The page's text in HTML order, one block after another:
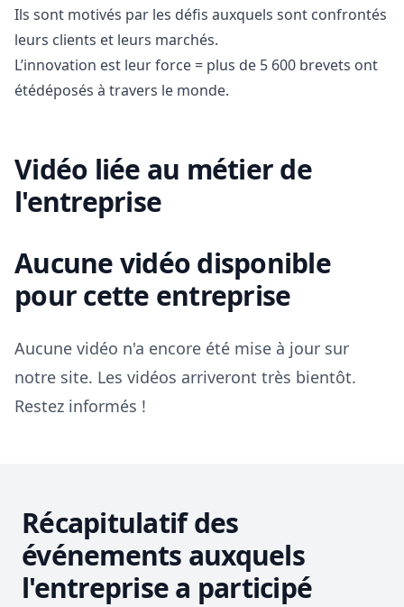
Ils sont motivés par les défis auxquels sont confrontés
leurs clients et leurs marchés.
L’innovation est leur force = plus de 5 600 brevets ont
étédéposés à travers le monde.
Vidéo liée au métier de
l'entreprise
Aucune vidéo disponible
pour cette entreprise
Aucune vidéo n'a encore été mise à jour sur
notre site. Les vidéos arriveront très bientôt.
Restez informés !
Récapitulatif des
événements auxquels
l'entreprise a participé